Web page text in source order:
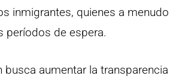
inmigrantes, quienes a menudo
períodos de espera.
busca aumentar la transparencia